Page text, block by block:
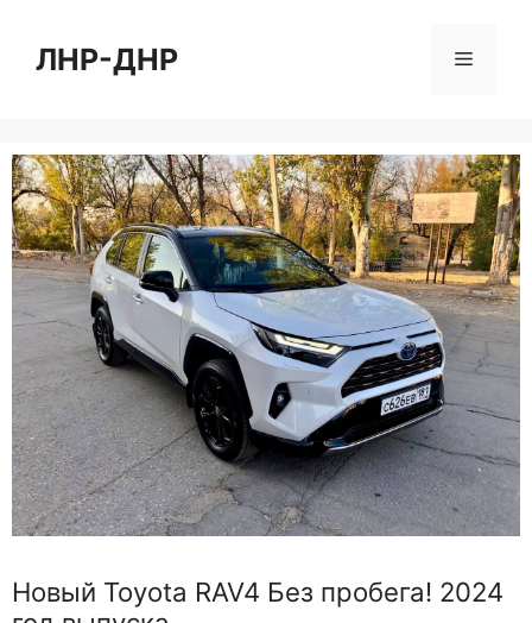
содержимому
ЛНР-ДНР Меню
Новый Toyota RAV4 Без пробега! 2024